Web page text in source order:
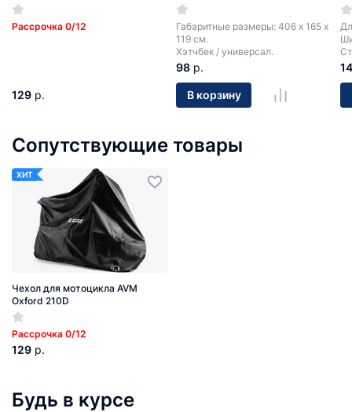
Рассрочка 0/12
129 р.
Габаритные размеры: 406 х 165 х
119 см.
Хэтчбек / универсал.
98 р.
В корзину
14
Сопутствующие товары
ХИТ
Чехол для мотоцикла AVM
Oxford 210D
Рассрочка 0/12
129 р.
Будь в курсе